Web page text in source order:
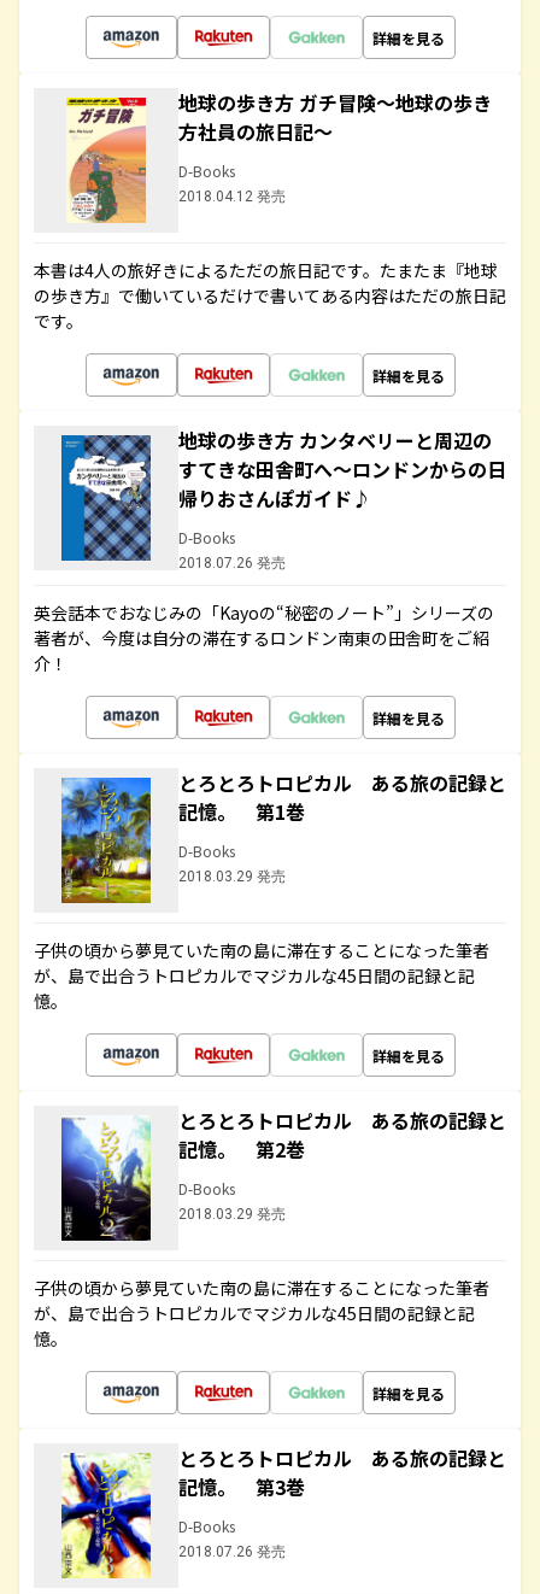
詳細を見る
地球の歩き方 ガチ冒険～地球の歩き
方社員の旅日記～
D-Books
2018.04.12 発売
本書は4人の旅好きによるただの旅日記です。たまたま『地球
の歩き方』で働いているだけで書いてある内容はただの旅日記
です。
詳細を見る
地球の歩き方 カンタベリーと周辺の
すてきな田舎町へ～ロンドンからの日
帰りおさんぽガイド♪
D-Books
2018.07.26 発売
英会話本でおなじみの「Kayoの“秘密のノート”」シリーズの
著者が、今度は自分の滞在するロンドン南東の田舎町をご紹
介！
詳細を見る
とろとろトロピカル ある旅の記録と
記憶。 第1巻
D-Books
2018.03.29 発売
子供の頃から夢見ていた南の島に滞在することになった筆者
が、島で出合うトロピカルでマジカルな45日間の記録と記
憶。
詳細を見る
とろとろトロピカル ある旅の記録と
記憶。 第2巻
D-Books
2018.03.29 発売
子供の頃から夢見ていた南の島に滞在することになった筆者
が、島で出合うトロピカルでマジカルな45日間の記録と記
憶。
詳細を見る
とろとろトロピカル ある旅の記録と
記憶。 第3巻
D-Books
2018.07.26 発売